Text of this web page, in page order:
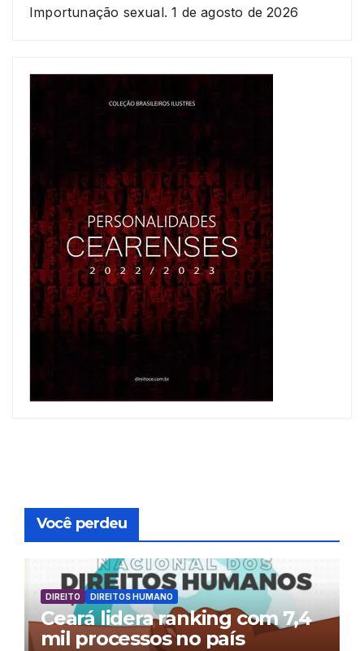
Importunação sexual. 1 de agosto de 2026
Você perdeu
DIREITO DIREITOS HUMANO
Ceará lidera ranking com 7,4
mil processos no país